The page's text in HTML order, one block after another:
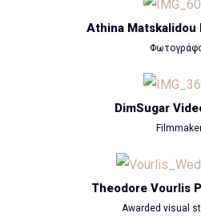
Athina Matskalidou
DimSugar
Theodore Vourlis
Awarded visual